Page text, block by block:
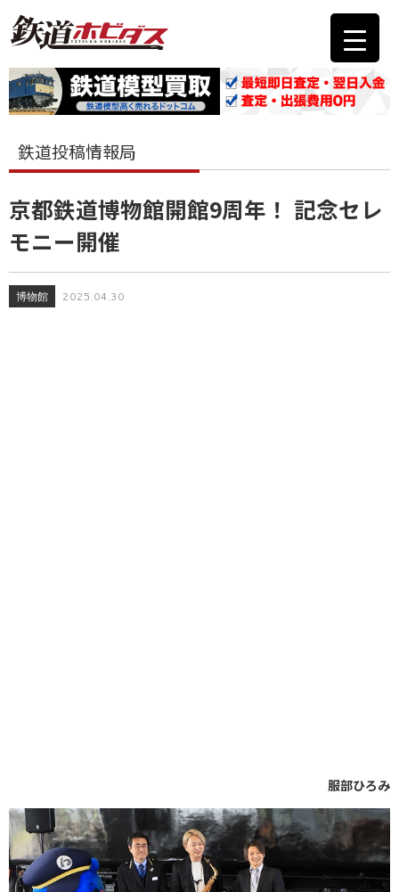
鉄道投稿情報局
京都鉄道博物館開館9周年！ 記念セレ
モニー開催
博物館 2025.04.30
服部ひろみ